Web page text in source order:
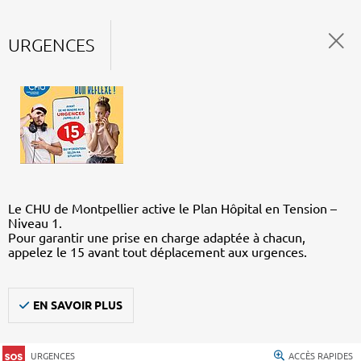
URGENCES
Le CHU de Montpellier active le Plan Hôpital en Tension –
Niveau 1.
Pour garantir une prise en charge adaptée à chacun,
appelez le 15 avant tout déplacement aux urgences.
EN SAVOIR PLUS
URGENCES ACCÈS RAPIDES